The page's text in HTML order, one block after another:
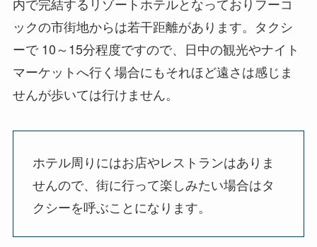
ックの市街地からは若干距離があります。タクシ
ーで 10～15分程度ですので、日中の観光やナイト
マーケットへ行く場合にもそれほど遠さは感じま
せんが歩いては行けません。
ホテル周りにはお店やレストランはありま
せんので、街に行って楽しみたい場合はタ
クシーを呼ぶことになります。